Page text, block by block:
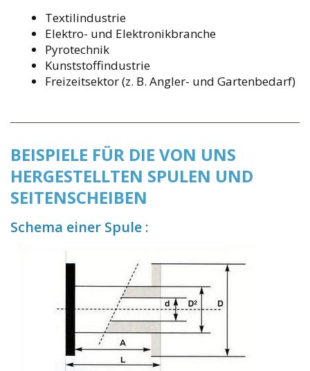
Textilindustrie
Elektro- und Elektronikbranche
Pyrotechnik
Kunststoffindustrie
Freizeitsektor (z. B. Angler- und Gartenbedarf)
BEISPIELE FÜR DIE VON UNS
HERGESTELLTEN SPULEN UND
SEITENSCHEIBEN
Schema einer Spule :